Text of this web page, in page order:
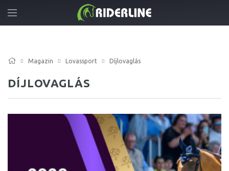
Magazin Lovassport Díjlovaglás
DÍJLOVAGLÁS